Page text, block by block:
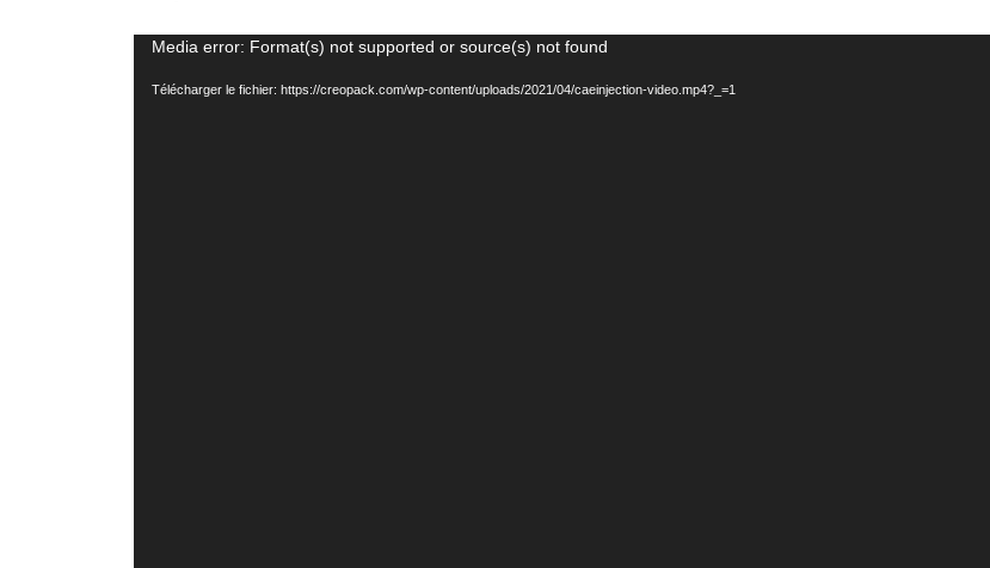
Lecteur
vidéo
Media error: Format(s) not supported or source(s) not found
Télécharger le fichier: https://creopack.com/wp-content/uploads/2021/04/caeinjection-video.mp4?_=1